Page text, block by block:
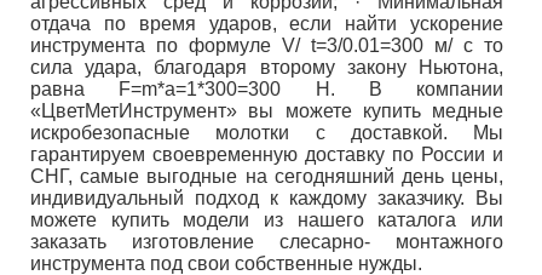
отдача по время ударов, если найти ускорение
инструмента по формуле V/ t=3/0.01=300 м/ с то
сила удара, благодаря второму закону Ньютона,
равна F=m*a=1*300=300 Н. В компании
«ЦветМетИнструмент» вы можете купить медные
искробезопасные молотки с доставкой. Мы
гарантируем своевременную доставку по России и
СНГ, самые выгодные на сегодняшний день цены,
индивидуальный подход к каждому заказчику. Вы
можете купить модели из нашего каталога или
заказать изготовление слесарно- монтажного
инструмента под свои собственные нужды.